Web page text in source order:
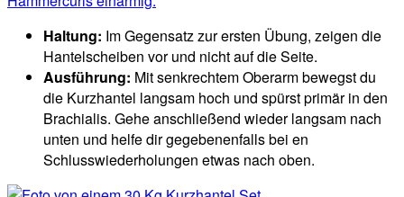
Haltung: Im Gegensatz zur ersten Übung, zeigen die
Hantelscheiben vor und nicht auf die Seite.
Ausführung: Mit senkrechtem Oberarm bewegst du
die Kurzhantel langsam hoch und spürst primär in den
Brachialis. Gehe anschließend wieder langsam nach
unten und helfe dir gegebenenfalls bei en
Schlusswiederholungen etwas nach oben.